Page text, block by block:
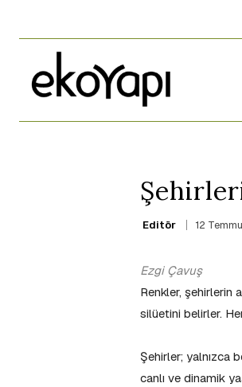
Editör 12
Ezgi Çavuş
Renkler, şehirlerin
silüetini belirler.
Şehirler; yalnızca
canlı ve dinamik